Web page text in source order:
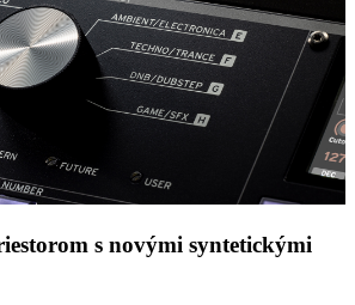
s novými syntetickými